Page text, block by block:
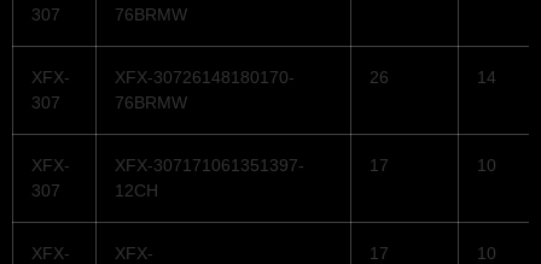
307
76BRMW
XFX-
307
XFX-30726148180170-
76BRMW
26 14
XFX-
307
XFX-307171061351397-
12CH
17 10
XFX-
XFX-
17 10